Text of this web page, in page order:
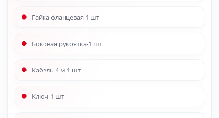
Гайка фланцевая-1 шт
Боковая рукоятка-1 шт
Кабель 4 м-1 шт
Ключ-1 шт